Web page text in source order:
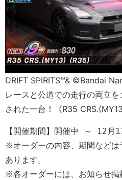
DRIFT SPIRITS™& ©Bandai
レースと公道での走行の両立
された一台！《R35
【開催期間】開催中 ～ 12月
※オーダーの内容、期間など
あります。
※各オーダーには、お知らせ掲